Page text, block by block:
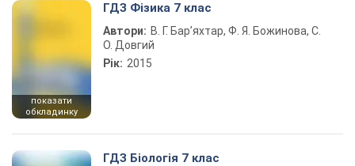
показати
обкладинку
ГДЗ Фізика 7 клас
Автори: В. Г. Бар’яхтар, Ф. Я. Божинова, С.
О. Довгий
Рік: 2015
ГДЗ Біологія 7 клас